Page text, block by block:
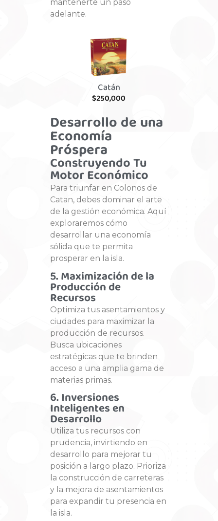
mantenerte un paso
adelante.
Catán
$250,000
Desarrollo de una
Economía
Próspera
Construyendo Tu
Motor Económico
Para triunfar en Colonos de
Catan, debes dominar el arte
de la gestión económica. Aquí
exploraremos cómo
desarrollar una economía
sólida que te permita
prosperar en la isla.
5. Maximización de la
Producción de
Recursos
Optimiza tus asentamientos y
ciudades para maximizar la
producción de recursos.
Busca ubicaciones
estratégicas que te brinden
acceso a una amplia gama de
materias primas.
6. Inversiones
Inteligentes en
Desarrollo
Utiliza tus recursos con
prudencia, invirtiendo en
desarrollo para mejorar tu
posición a largo plazo. Prioriza
la construcción de carreteras
y la mejora de asentamientos
para expandir tu presencia en
la isla.